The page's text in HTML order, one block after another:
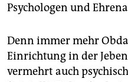
Psychologen und
Denn immer mehr
Einrichtung in der
vermehrt auch